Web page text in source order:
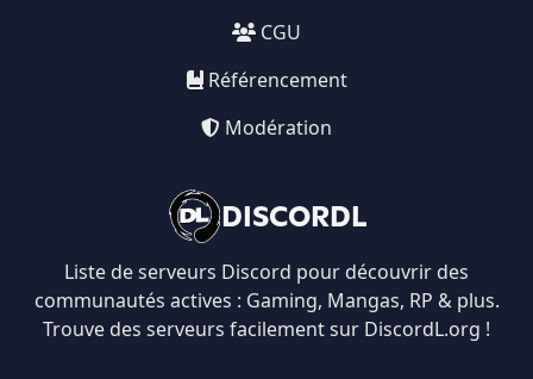
DISCORDL
Liste de serveurs Discord pour découvrir des
communautés actives : Gaming, Mangas, RP & plus.
Trouve des serveurs facilement sur DiscordL.org !
CGU
Référencement
Modération